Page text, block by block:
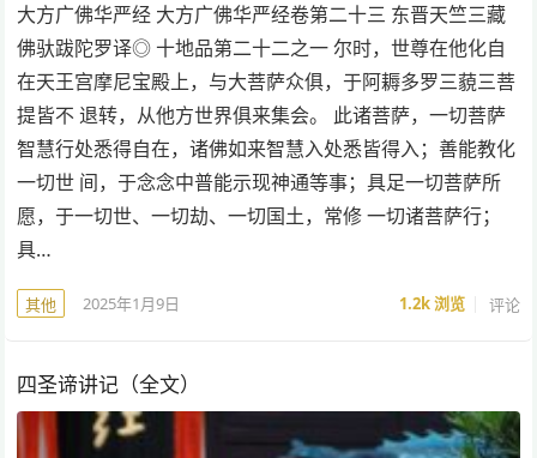
大方广佛华严经 大方广佛华严经卷第二十三 东晋天竺三藏
佛驮跋陀罗译◎ 十地品第二十二之一 尔时，世尊在他化自
在天王宫摩尼宝殿上，与大菩萨众俱，于阿耨多罗三藐三菩
提皆不 退转，从他方世界俱来集会。 此诸菩萨，一切菩萨
智慧行处悉得自在，诸佛如来智慧入处悉皆得入；善能教化
一切世 间，于念念中普能示现神通等事；具足一切菩萨所
愿，于一切世、一切劫、一切国土，常修 一切诸菩萨行；
具…
其他 2025年1月9日 1.2k浏览 评论
四圣谛讲记（全文）